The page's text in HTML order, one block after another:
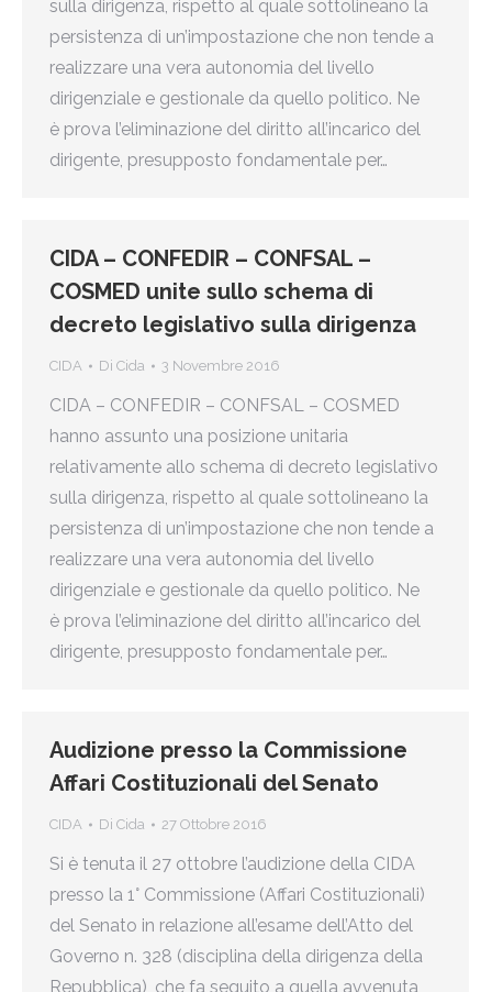
sulla dirigenza, rispetto al quale sottolineano la
persistenza di un’impostazione che non tende a
realizzare una vera autonomia del livello
dirigenziale e gestionale da quello politico. Ne
è prova l’eliminazione del diritto all’incarico del
dirigente, presupposto fondamentale per…
CIDA – CONFEDIR – CONFSAL –
COSMED unite sullo schema di
decreto legislativo sulla dirigenza
CIDA Di Cida 3 Novembre 2016
CIDA – CONFEDIR – CONFSAL – COSMED
hanno assunto una posizione unitaria
relativamente allo schema di decreto legislativo
sulla dirigenza, rispetto al quale sottolineano la
persistenza di un’impostazione che non tende a
realizzare una vera autonomia del livello
dirigenziale e gestionale da quello politico. Ne
è prova l’eliminazione del diritto all’incarico del
dirigente, presupposto fondamentale per…
Audizione presso la Commissione
Affari Costituzionali del Senato
CIDA Di Cida 27 Ottobre 2016
Si è tenuta il 27 ottobre l’audizione della CIDA
presso la 1° Commissione (Affari Costituzionali)
del Senato in relazione all’esame dell’Atto del
Governo n. 328 (disciplina della dirigenza della
Repubblica), che fa seguito a quella avvenuta